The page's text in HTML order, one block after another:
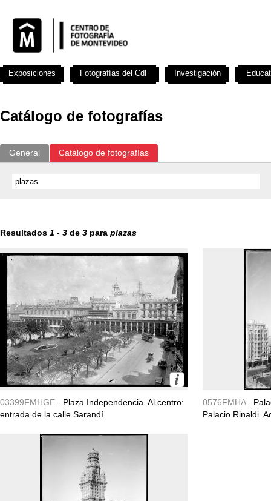
Catálogo de fotografías
General Catálogo de fotografías
Resultados 1 - 3 de 3 para plazas
03399FMHGE - Plaza Independencia. Al centro:
entrada de la calle Sarandí.
0576FMHA -
Palacio Rinaldi.
Exposiciones Fotografías del CdF Investigación